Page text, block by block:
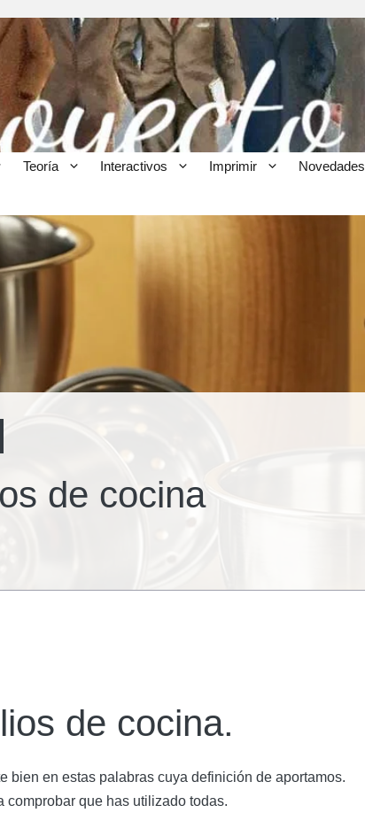
Teoría Interactivos Imprimir Novedades
de cocina
de cocina.
bien en estas palabras cuya definición de aportamos.
comprobar que has utilizado todas.